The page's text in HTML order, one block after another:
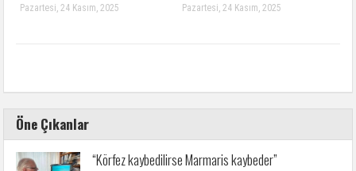
Pazartesi, 24 Kasım, 2025 Pazartesi, 24 Kasım, 2025
Öne Çıkanlar
“Körfez kaybedilirse Marmaris kaybeder”